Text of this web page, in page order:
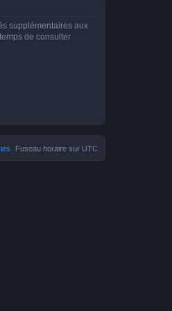
supplémentaires aux
de consulter
Fuseau horaire sur UTC